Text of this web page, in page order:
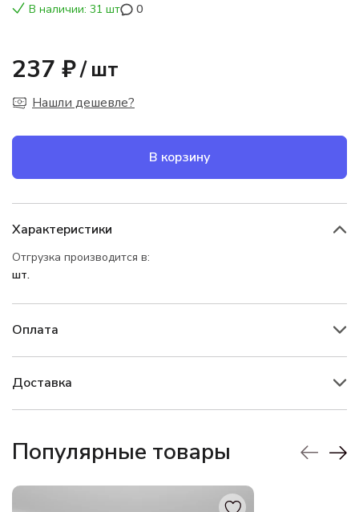
В наличии: 31 шт 0
237 ₽/ шт
Нашли дешевле?
В корзину
Характеристики
Отгрузка производится в:
шт.
Оплата
Доставка
Популярные товары